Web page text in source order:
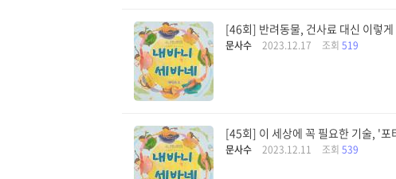
[46회] 반려동물, 건사료 대신 이렇
문사수 2023.12.17 조회 519
[45회] 이 세상에 꼭 필요한 기술, '포
문사수 2023.12.11 조회 539